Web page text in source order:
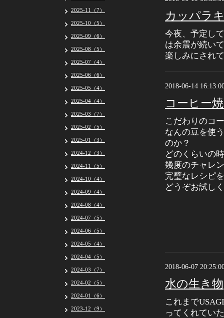
カッパラ
今夜、予定し
は余震が続い
楽しみにされ
2018-06-14
コーヒー
こだわりのコ
なんの豆を使
のか？
どのくらいの
幾度のチャレ
完璧なレシピ
どうぞお試し
2018-06-07
水の生き物
これまで
ってくれてい
2025-11（7）
2025-10（5）
2025-09（6）
2025-08（5）
2025-07（4）
2025-06（6）
2025-05（4）
2025-04（4）
2025-03（7）
2025-02（5）
2025-01（3）
2024-12（3）
2024-11（5）
2024-10（4）
2024-09（4）
2024-08（4）
2024-07（5）
2024-06（5）
2024-05（4）
2024-04（5）
2024-03（7）
2024-02（5）
2024-01（6）
2023-12（9）